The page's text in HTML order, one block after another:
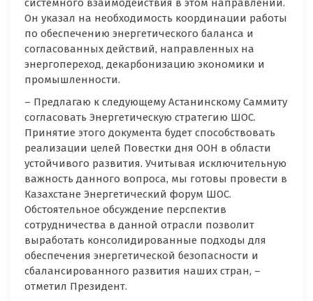
системного взаимодействия в этом направлении.
Он указал на необходимость координации работы
по обеспечению энергетического баланса и
согласованных действий, направленных на
энергопереход, декарбонизацию экономики и
промышленности.
– Предлагаю к следующему Астанинскому Саммиту
согласовать Энергетическую стратегию ШОС.
Принятие этого документа будет способствовать
реализации целей Повестки дня OOН в области
устойчивого развития. Учитывая исключительную
важность данного вопроса, мы готовы провести в
Казахстане Энергетический форум ШОС.
Обстоятельное обсуждение перспектив
сотрудничества в данной отрасли позволит
выработать консолидированные подходы для
обеспечения энергетической безопасности и
сбалансированного развития наших стран, –
отметил Президент.